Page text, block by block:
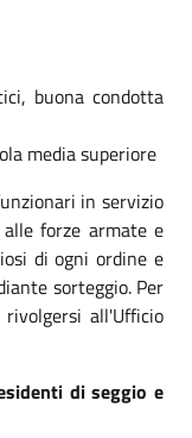
buona condotta
media superiore
in servizio
forze armate e
di ogni ordine e
sorteggio. Per
all'Ufficio
di seggio e